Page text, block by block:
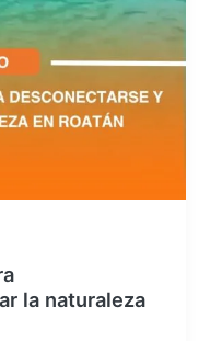
la naturaleza